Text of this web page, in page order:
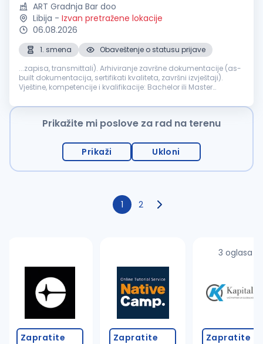
ART Gradnja Bar doo
Libija - Izvan pretražene lokacije
06.08.2026
1. smena
Obaveštenje o statusu prijave
...zapisa, transmittali). Arhiviranje završne dokumentacije (as-
built dokumentacija, sertifikati kvaliteta, završni izvještaji).
Vještine, kompetencije i kvalifikacije: Bachelor ili Master
Iskustvo...
Prikažite mi poslove za rad na terenu
Prikaži Ukloni
1 2
Zapratite Zapratite
3 oglasa
Zapratite